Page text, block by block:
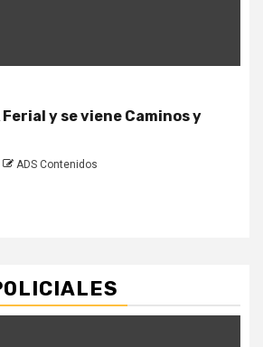
y se viene Caminos y
ADS Contenidos